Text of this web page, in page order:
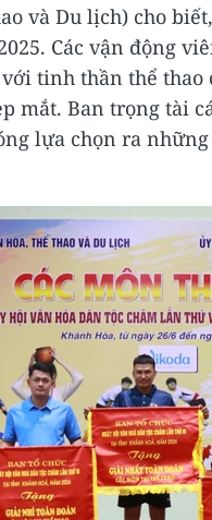
và Du lịch) cho
Các vận động
tinh thần thể
mắt. Ban trọng tài
lựa chọn ra